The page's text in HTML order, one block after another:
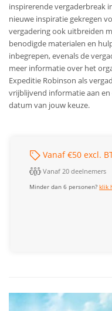
inspirerende vergaderbreak
nieuwe inspiratie gekregen
vergadering ook uitbreiden
benodigde materialen en
inbegrepen, evenals de
meer informatie over het
Expeditie Robinson als
vrijblijvend informatie aan
datum van jouw keuze.
Vanaf €50 excl.
Vanaf 20 deelnemers
Minder dan 6 personen?klik